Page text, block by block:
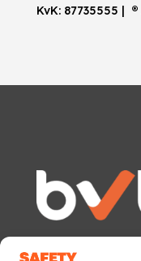
KvK: 87735555 | ®